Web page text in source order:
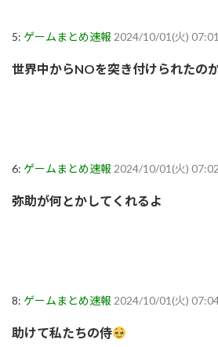
5: ゲームまとめ速報 2024/10/01(火)
世界中からNOを突き付けられたの
6: ゲームまとめ速報 2024/10/01(火)
弥助が何とかしてくれるよ
8: ゲームまとめ速報 2024/10/01(火)
助けて私たちの侍